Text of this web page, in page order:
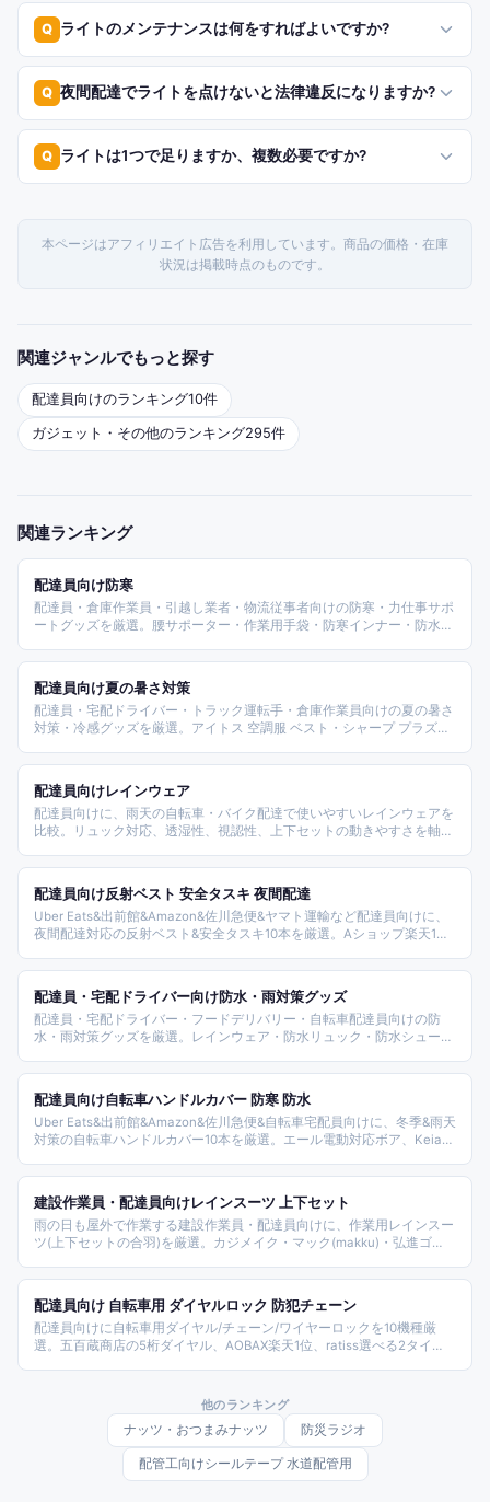
Q ライトのメンテナンスは何をすればよいですか?
Q 夜間配達でライトを点けないと法律違反になりますか?
Q ライトは1つで足りますか、複数必要ですか?
本ページはアフィリエイト広告を利用しています。商品の価格・在庫
状況は掲載時点のものです。
関連ジャンルでもっと探す
配達員 向けのランキング10件
ガジェット・その他のランキング295件
関連ランキング
配達員向け防寒
配達員・倉庫作業員・引越し業者・物流従事者向けの防寒・力仕事サポ
ートグッズを厳選。腰サポーター・作業用手袋・防寒インナー・防水カ
グ。
配達員向け夏の暑さ対策
配達員・宅配ドライバー・トラック運転手・倉庫作業員向けの夏の暑さ
対策・冷感グッズを厳選。アイトス 空調服 ベスト・シャープ プラズマ
ールリング 28度・ミドリ安全 冷却ベスト・おたふく手袋 冷感アームカ
バー・大塚製薬 OS-1 経口補水液・ジョンソン デオシート・桐灰化学 ア
イスノン・カバヤ 塩分チャージタブレットなど夏の現場で必携のアイ
テムを比較した。
配達員向けレインウェア
配達員向けに、雨天の自転車・バイク配達で使いやすいレインウェアを
比較。リュック対応、透湿性、視認性、上下セットの動きやすさを軸に
配達員向け反射ベスト 安全タスキ 夜間配達
Uber Eats&出前館&Amazon&佐川急便&ヤマト運輸など配達員向けに、
夜間配達対応の反射ベスト&安全タスキ10本を厳選。Aショップ楽天1位
力、レーベンウッド柔軟素材、TERUI LED充電式まで装着方式&視認性
別にカバー。
配達員・宅配ドライバー向け防水・雨対策グッズ
配達員・宅配ドライバー・フードデリバリー・自転車配達員向けの防
水・雨対策グッズを厳選。レインウェア・防水リュック・防水シューズ
クカバー・防水グローブ・防水スプレー・レインバイザーなど雨天配達
で必携のアイテムを比較したランキング。
配達員向け自転車ハンドルカバー 防寒 防水
Uber Eats&出前館&Amazon&佐川急便&自転車宅配員向けに、冬季&雨天
対策の自転車ハンドルカバー10本を厳選。エール電動対応ボア、Keia公
グッズキアーロHC-Round、アエトニクスAX-23、Sorayu、生活アイデ
ィア館ネオプレーンまで防寒&防水軸でカバー。
建設作業員・配達員向けレインスーツ 上下セット
雨の日も屋外で作業する建設作業員・配達員向けに、作業用レインスー
ツ(上下セットの合羽)を厳選。カジメイク・マック(makku)・弘進ゴ
の耐水圧・蒸れにくい透湿性・動きやすいストレッチ・上下セットの使
い勝手で比較しました。濡れても蒸れず動きやすい一着選びの参考にし
てください。
配達員向け 自転車用 ダイヤルロック 防犯チェーン
配達員向けに自転車用ダイヤル/チェーン/ワイヤーロックを10機種厳
選。五百蔵商店の5桁ダイヤル、AOBAX楽天1位、ratiss選べる2タイ
時間休憩や荷物受け渡し時の盗難防止対策の選び方を整理した。
他のランキング
ナッツ・おつまみナッツ 防災ラジオ
配管工向けシールテープ 水道配管用